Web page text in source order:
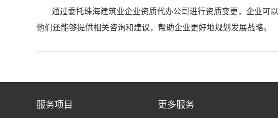
通过委托珠海建筑业企业资质代办公司进行资质变更，企业可
他们还能够提供相关咨询和建议，帮助企业更好地规划发展战略。
服务项目 更多服务